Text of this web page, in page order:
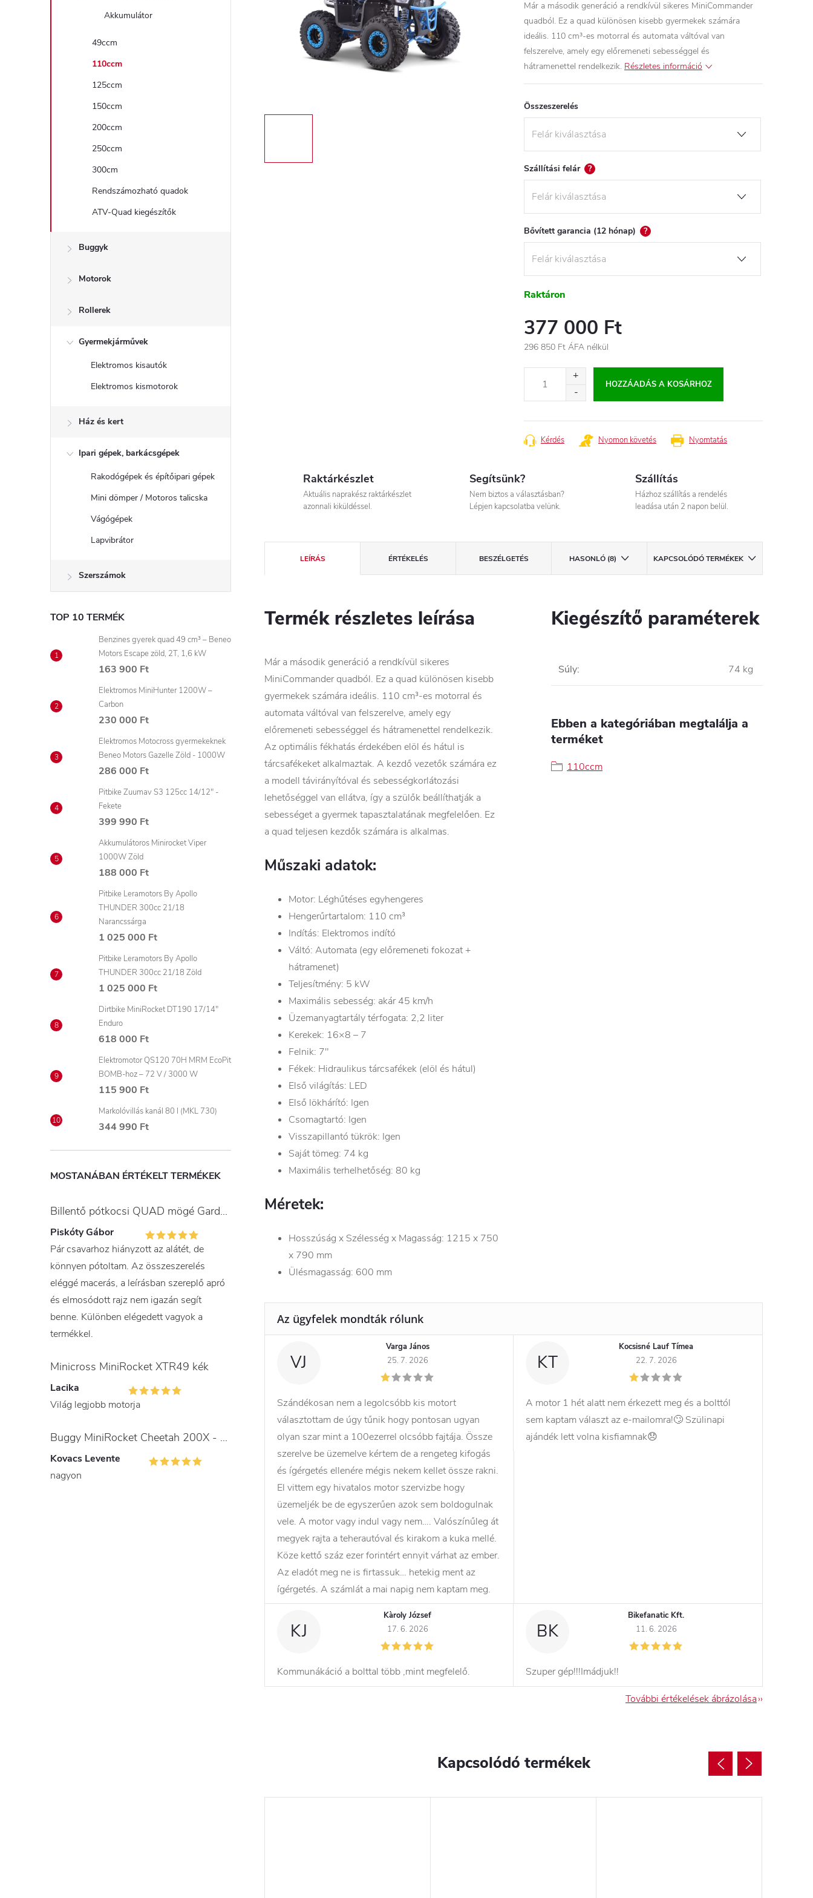
e
Akkumulátor
49ccm
110ccm
125ccm
150ccm
200ccm
250ccm
300cm
Rendszámozható quadok
ATV-Quad kiegészítők
Buggyk
Motorok
Rollerek
Gyermekjárművek
Elektromos kisautók
Elektromos kismotorok
Ház és kert
Ipari gépek, barkácsgépek
Rakodógépek és építőipari gépek
Mini dömper / Motoros talicska
Vágógépek
Lapvibrátor
Szerszámok
TOP 10 TERMÉK
Benzines gyerek quad 49 cm³ – Beneo
Motors Escape zöld, 2T, 1,6 kW
163 900 Ft
Elektromos MiniHunter 1200W –
Carbon
230 000 Ft
Elektromos Motocross gyermekeknek
Beneo Motors Gazelle Zöld - 1000W
286 000 Ft
Pitbike Zuumav S3 125cc 14/12" -
Fekete
399 990 Ft
Akkumulátoros Minirocket Viper
1000W Zöld
188 000 Ft
Pitbike Leramotors By Apollo
THUNDER 300cc 21/18
Narancssárga
1 025 000 Ft
Pitbike Leramotors By Apollo
THUNDER 300cc 21/18 Zöld
1 025 000 Ft
Dirtbike MiniRocket DT190 17/14"
Enduro
618 000 Ft
Elektromotor QS120 70H MRM EcoPit
BOMB-hoz – 72 V / 3000 W
115 900 Ft
Markolóvillás kanál 80 l (MKL 730)
344 990 Ft
MOSTANÁBAN ÉRTÉKELT TERMÉKEK
Billentő pótkocsi QUAD mögé Gardner
Piskóty Gábor
Pár csavarhoz hiányzott az alátét, de
könnyen pótoltam. Az összeszerelés
eléggé macerás, a leírásban szereplő apró
és elmosódott rajz nem igazán segít
benne. Különben elégedett vagyok a
termékkel.
Minicross MiniRocket XTR49 kék
Lacika
Világ legjobb motorja
Buggy MiniRocket Cheetah 200X - gyerekeknek és felnőtteknek
Kovacs Levente
nagyon
Már a második generáció a rendkívül sikeres MiniCommander
quadból. Ez a quad különösen kisebb gyermekek számára
ideális. 110 cm³-es motorral és automata váltóval van
felszerelve, amely egy előremeneti sebességgel és
hátramenettel rendelkezik. Részletes információ
Összeszerelés
Szállítási felár ?
Bővített garancia (12 hónap) ?
Raktáron
377 000 Ft
296 850 Ft ÁFA nélkül
HOZZÁADÁS A KOSÁRHOZ
Nyomtatás
Kérdés Nyomon követés
Raktárkészlet
Aktuális naprakész raktárkészlet
azonnali kiküldéssel.
Segítsünk?
Nem biztos a választásban?
Lépjen kapcsolatba velünk.
Szállítás
Házhoz szállítás a rendelés
leadása után 2 napon belül.
LEÍRÁS ÉRTÉKELÉS BESZÉLGETÉS HASONLÓ (8) KAPCSOLÓDÓ TERMÉKEK
Termék részletes leírása
Már a második generáció a rendkívül sikeres
MiniCommander quadból. Ez a quad különösen kisebb
gyermekek számára ideális. 110 cm³-es motorral és
automata váltóval van felszerelve, amely egy
előremeneti sebességgel és hátramenettel rendelkezik.
Az optimális fékhatás érdekében elöl és hátul is
tárcsafékeket alkalmaztak. A kezdő vezetők számára ez
a modell távirányítóval és sebességkorlátozási
lehetőséggel van ellátva, így a szülők beállíthatják a
sebességet a gyermek tapasztalatának megfelelően. Ez
a quad teljesen kezdők számára is alkalmas.
Műszaki adatok:
Motor: Léghűtéses egyhengeres
Hengerűrtartalom: 110 cm³
Indítás: Elektromos indító
Váltó: Automata (egy előremeneti fokozat +
hátramenet)
Teljesítmény: 5 kW
Maximális sebesség: akár 45 km/h
Üzemanyagtartály térfogata: 2,2 liter
Kerekek: 16×8 – 7
Felnik: 7″
Fékek: Hidraulikus tárcsafékek (elöl és hátul)
Első világítás: LED
Első lökhárító: Igen
Csomagtartó: Igen
Visszapillantó tükrök: Igen
Saját tömeg: 74 kg
Maximális terhelhetőség: 80 kg
Méretek:
Hosszúság x Szélesség x Magasság: 1215 x 750
x 790 mm
Ülésmagasság: 600 mm
Kiegészítő paraméterek
Súly: 74 kg
Ebben a kategóriában megtalálja a
terméket
110ccm
VJ
Varga János
25. 7. 2026
Szándékosan nem a legolcsóbb kis motort
választottam de úgy tűnik hogy pontosan ugyan
olyan szar mint a 100ezerrel olcsóbb fajtája. Össze
szerelve be üzemelve kértem de a rengeteg kifogás
és ígérgetés ellenére mégis nekem kellet össze rakni.
El vittem egy hivatalos motor szervizbe hogy
üzemeljék be de egyszerűen azok sem boldogulnak
vele. A motor vagy indul vagy nem…. Valószínűleg át
megyek rajta a teherautóval és kirakom a kuka mellé.
Köze kettő száz ezer forintért ennyit várhat az ember.
Az eladót meg ne is firtassuk… hetekig ment az
ígérgetés. A számlát a mai napig nem kaptam meg.
KT
Kocsisné Lauf Tímea
22. 7. 2026
A motor 1 hét alatt nem érkezett meg és a bolttól
sem kaptam választ az e-mailomra!🙄 Szülinapi
ajándék lett volna kisfiamnak😞
KJ
Kàroly József
17. 6. 2026
Kommunákáció a bolttal több ,mint megfelelő.
BK
Bikefanatic Kft.
11. 6. 2026
Szuper gép!!!Imádjuk!!
További értékelések ábrázolása
Kapcsolódó termékek